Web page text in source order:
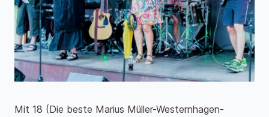
Mit 18 (Die beste Marius Müller-Westernhagen-